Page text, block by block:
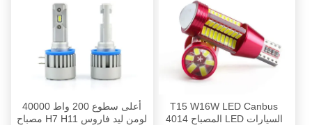
T15 W16W LED Canbus
السيارات LED المصباح 4014
أعلى سطوع 200 واط 40000
لومن ليد فاروس H7 H11 مصباح